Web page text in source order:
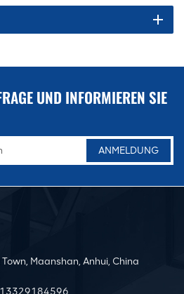
Mehr Maschine, Details, gerne
Funktionsprinzip der
Steifigkeit，und durch Finite-
realer Lastbedingungen um die
zu erreichen。Nach dem
durchgeführt, um die
des Rahmens zu beseitigen.
ist dieses System unabhängig
Sie müssen
UND INFORMIEREN SIE
Maanshan, Anhui, China